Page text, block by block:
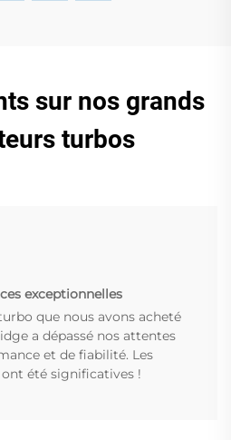
sur nos grands
turbos
exceptionnelles
que nous avons acheté
a dépassé nos attentes
et de fiabilité. Les
été significatives !